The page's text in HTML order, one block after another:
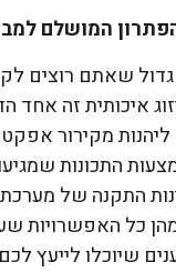
המושלם
שאתם רוצים
איכותית זה אחד
ליהנות מקירור
התקנה של
מהן כל
שיוכלו לייעץ